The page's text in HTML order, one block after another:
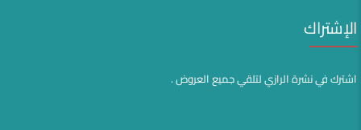
الإشتراك
اشترك في نشرة الرازي لتلقي جميع العروض .